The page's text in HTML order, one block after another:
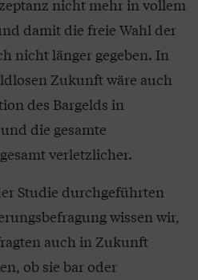
nicht mehr in vollem
damit die freie Wahl der
nicht länger gegeben. In
Zukunft wäre auch
des Bargelds in
die gesamte
verletzlicher.
Studie durchgeführten
wissen wir,
auch in Zukunft
ob sie bar oder